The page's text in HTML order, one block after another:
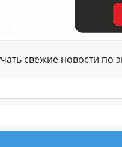
свежие новости